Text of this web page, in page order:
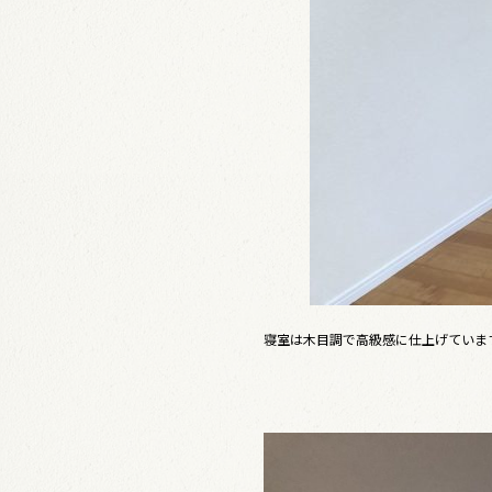
寝室は木目調で高級感に仕上げていま